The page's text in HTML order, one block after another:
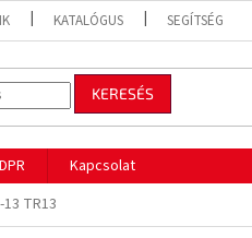
KATALÓGUS SEGÍTSÉG
KERESÉS
Kapcsolat
TR13